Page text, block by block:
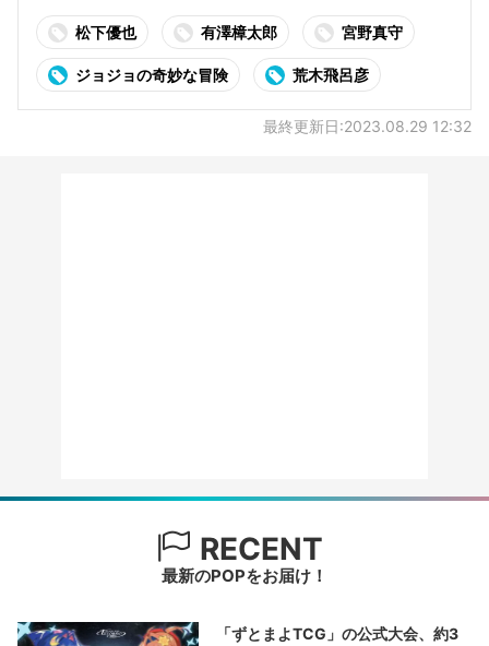
松下優也 有澤樟太郎 宮野真守
ジョジョの奇妙な冒険 荒木飛呂彦
最終更新日:2023.08.29 12:32
RECENT
最新のPOPをお届け！
「ずとまよTCG」の公式大会、約3